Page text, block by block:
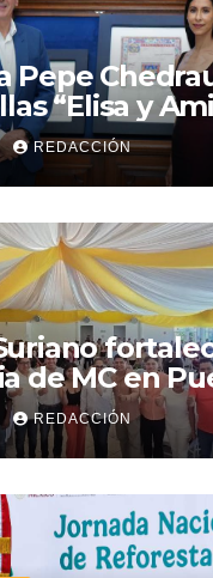
Pepe
“Elisa y
el
Puebla
REDACCIÓN
de MC en
REDACCIÓN